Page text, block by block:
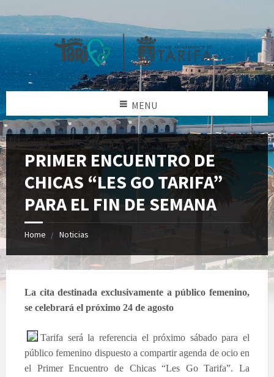
MENU
PRIMER ENCUENTRO DE
CHICAS “LES GO TARIFA”
PARA EL FIN DE SEMANA
Home Noticias
La cita destinada exclusivamente a público femenino,
se celebrará el próximo 24 de agosto
Tarifa será la referencia el próximo sábado para el
público femenino dispuesto a compartir agenda de ocio en
el Primer Encuentro de Chicas “Les Go Tarifa”. La